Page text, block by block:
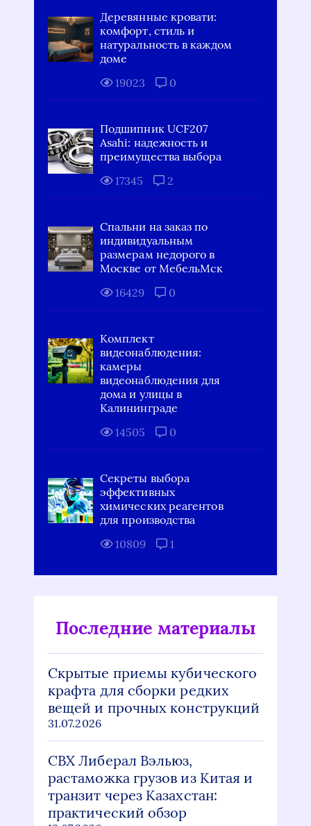
Деревянные кровати:
комфорт, стиль и
натуральность в каждом
доме
19023
0
Подшипник UCF207
Asahi: надежность и
преимущества выбора
17345
2
Спальни на заказ по
индивидуальным
размерам недорого в
Москве от МебельМск
16429
0
Комплект
видеонаблюдения:
камеры
видеонаблюдения для
дома и улицы в
Калининграде
14505
0
Секреты выбора
эффективных
химических реагентов
для производства
10809
1
Последние материалы
Скрытые приемы кубического
крафта для сборки редких
вещей и прочных конструкций
31.07.2026
СВХ Либерал Вэльюз,
растаможка грузов из Китая и
транзит через Казахстан:
практический обзор